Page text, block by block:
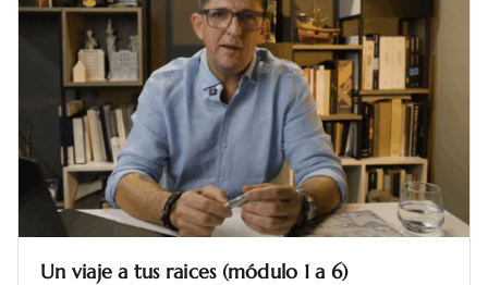
Un viaje a tus raices (módulo 1 a 6)